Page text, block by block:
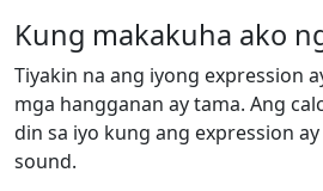
Kung makakuha ako
Tiyakin na ang iyong expression
mga hangganan ay tama. Ang
din sa iyo kung ang expression
sound.